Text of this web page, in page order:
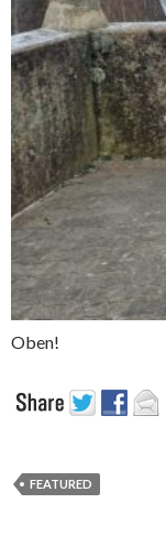
Oben!
FEATURED